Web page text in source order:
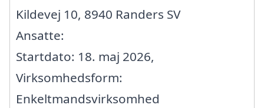
Kildevej 10, 8940 Randers SV
Ansatte:
Startdato: 18. maj 2026,
Virksomhedsform:
Enkeltmandsvirksomhed